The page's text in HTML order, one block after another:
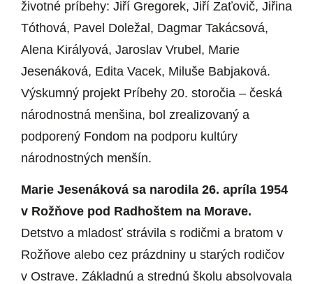
životné príbehy: Jiří Gregorek, Jiří Zaťovič, Jiřina
Tóthová, Pavel Doležal, Dagmar Takácsová,
Alena Királyová, Jaroslav Vrubel, Marie
Jesenáková, Edita Vacek, Miluše Babjaková.
Výskumný projekt Príbehy 20. storočia – česká
národnostná menšina, bol zrealizovaný a
podporený Fondom na podporu kultúry
národnostných menšín.
Marie Jesenáková sa narodila 26. apríla 1954
v Rožňove pod Radhoštem na Morave.
Detstvo a mladosť strávila s rodičmi a bratom v
Rožňove alebo cez prázdniny u starých rodičov
v Ostrave. Základnú a strednú školu absolvovala